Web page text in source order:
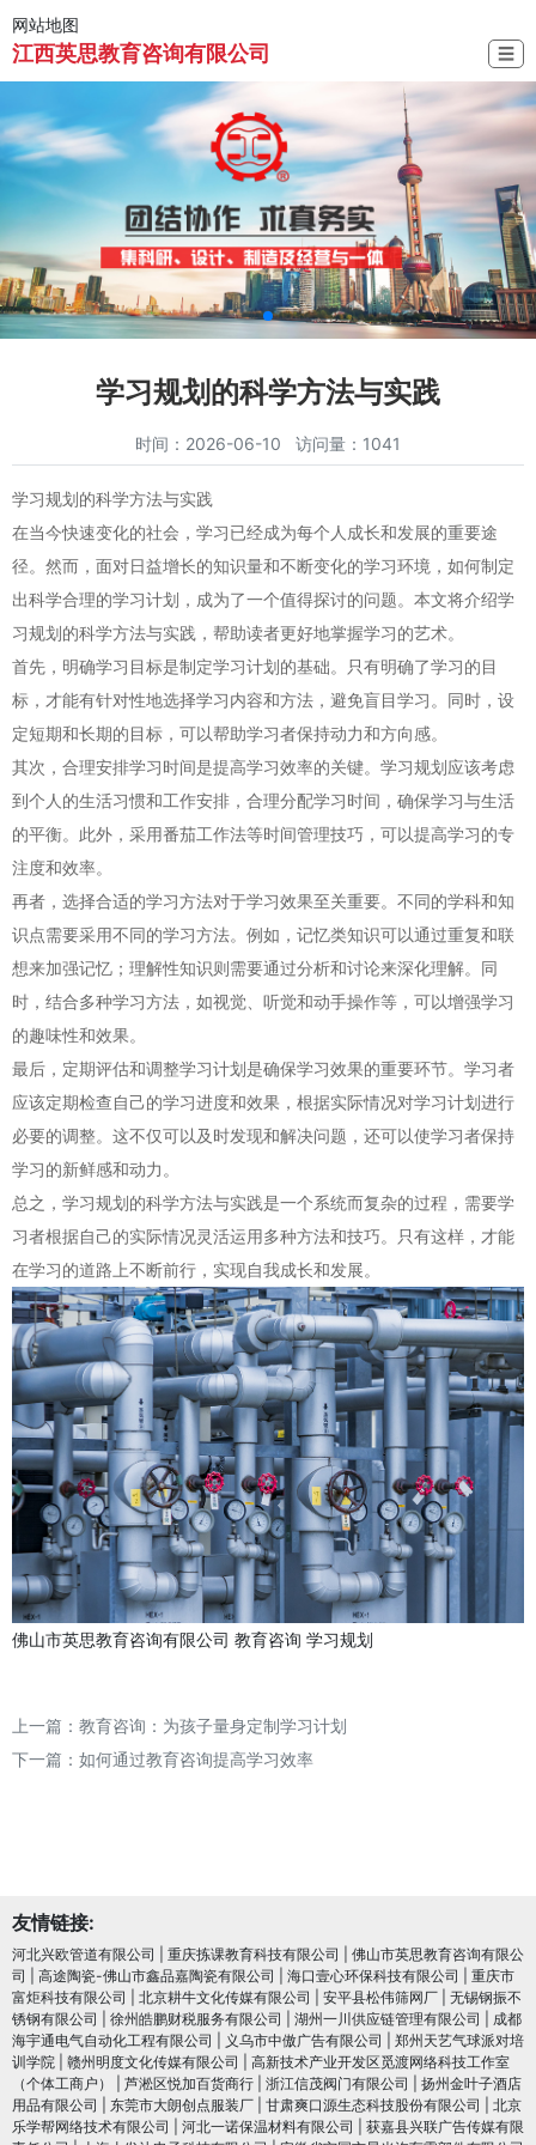
网站地图
江西英思教育咨询有限公司 ☰
学习规划的科学方法与实践
时间：2026-06-10 访问量：1041
学习规划的科学方法与实践
在当今快速变化的社会，学习已经成为每个人成长和发展的重要途
径。然而，面对日益增长的知识量和不断变化的学习环境，如何制定
出科学合理的学习计划，成为了一个值得探讨的问题。本文将介绍学
习规划的科学方法与实践，帮助读者更好地掌握学习的艺术。
首先，明确学习目标是制定学习计划的基础。只有明确了学习的目
标，才能有针对性地选择学习内容和方法，避免盲目学习。同时，设
定短期和长期的目标，可以帮助学习者保持动力和方向感。
其次，合理安排学习时间是提高学习效率的关键。学习规划应该考虑
到个人的生活习惯和工作安排，合理分配学习时间，确保学习与生活
的平衡。此外，采用番茄工作法等时间管理技巧，可以提高学习的专
注度和效率。
再者，选择合适的学习方法对于学习效果至关重要。不同的学科和知
识点需要采用不同的学习方法。例如，记忆类知识可以通过重复和联
想来加强记忆；理解性知识则需要通过分析和讨论来深化理解。同
时，结合多种学习方法，如视觉、听觉和动手操作等，可以增强学习
的趣味性和效果。
最后，定期评估和调整学习计划是确保学习效果的重要环节。学习者
应该定期检查自己的学习进度和效果，根据实际情况对学习计划进行
必要的调整。这不仅可以及时发现和解决问题，还可以使学习者保持
学习的新鲜感和动力。
总之，学习规划的科学方法与实践是一个系统而复杂的过程，需要学
习者根据自己的实际情况灵活运用多种方法和技巧。只有这样，才能
在学习的道路上不断前行，实现自我成长和发展。
佛山市英思教育咨询有限公司 教育咨询 学习规划
上一篇： 教育咨询：为孩子量身定制学习计划
下一篇： 如何通过教育咨询提高学习效率
友情链接:
河北兴欧管道有限公司 重庆拣课教育科技有限公司
佛山市英思教育咨询有限公
司
高途陶瓷-佛山市鑫品嘉陶瓷有限公司 海口壹心环保科技有限公司
重庆市
富炬科技有限公司
北京耕牛文化传媒有限公司 安平县松伟筛网厂
无锡钢振不
锈钢有限公司
徐州皓鹏财税服务有限公司 湖州一川供应链管理有限公司
成都
海宇通电气自动化工程有限公司
义乌市中傲广告有限公司
郑州天艺气球派对培
训学院
赣州明度文化传媒有限公司
高新技术产业开发区觅渡网络科技工作室
（个体工商户）
芦淞区悦加百货商行 浙江信茂阀门有限公司
扬州金叶子酒店
用品有限公司
东莞市大朗创点服装厂 甘肃爽口源生态科技股份有限公司
北京
乐学帮网络技术有限公司
河北一诺保温材料有限公司
获嘉县兴联广告传媒有限